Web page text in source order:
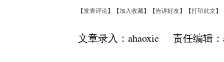
【发表评论】【加入收藏】【告诉好友】【打印此文】
文章录入：ahaoxie 责任编辑